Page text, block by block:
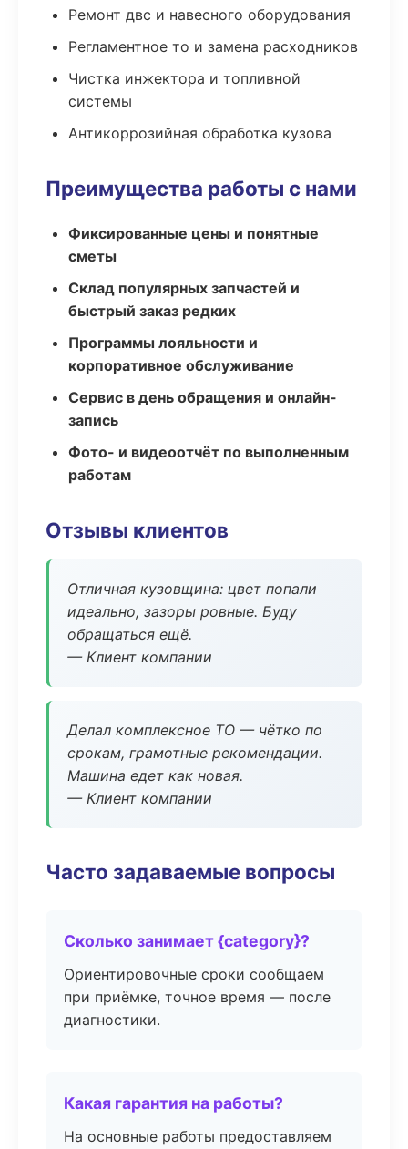
Ремонт двс и навесного оборудования
Регламентное то и замена расходников
Чистка инжектора и топливной
системы
Антикоррозийная обработка кузова
Преимущества работы с нами
Фиксированные цены и понятные
сметы
Склад популярных запчастей и
быстрый заказ редких
Программы лояльности и
корпоративное обслуживание
Сервис в день обращения и онлайн-
запись
Фото- и видеоотчёт по выполненным
работам
Отзывы клиентов
Отличная кузовщина: цвет попали
идеально, зазоры ровные. Буду
обращаться ещё.
— Клиент компании
Делал комплексное ТО — чётко по
срокам, грамотные рекомендации.
Машина едет как новая.
— Клиент компании
Часто задаваемые вопросы
Сколько занимает {category}?
Ориентировочные сроки сообщаем
при приёмке, точное время — после
диагностики.
Какая гарантия на работы?
На основные работы предоставляем